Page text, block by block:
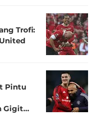
Trofi:
Pintu
Gigit